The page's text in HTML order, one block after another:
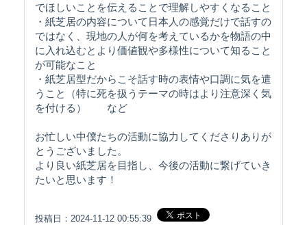
でほしいことを伝えることで理解しやすくなること
・紙芝居の内容について日本人の感覚だけで話すの
ではなく、現地の人が何を考えているかを物語の中
に入れ込むとより価値観や多様性について知ること
が可能なこと
・紙芝居型だからこそ話す時の表情や口調に気を遣
うこと（特に死を扱うテーマの時はより注意深く気
を付ける） など
お忙しい中僕たちの活動に協力してくださりありが
とうございました。
より良い紙芝居を目指し、今後の活動に繋げていき
たいと思います！
投稿日：2024-11-12 00:55:39